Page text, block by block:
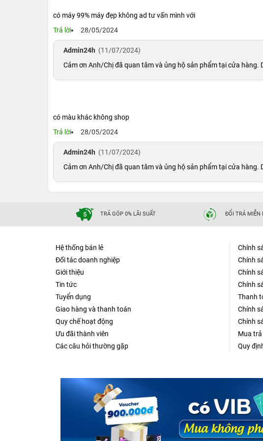
iPhone 13 Mini 256GB cũ giá bao nhiêu tiền?
9.490.000đ . Chúng tôi cam kết không chỉ đem lại sản
cạnh tranh nhất nhằm mang lại nhiều lợi ích nhất cho khách
có máy 99% máy đẹp không ad tư vấn mình với
Trả lời
28/05/2024
Admin24h (11/07/2024)
Cảm ơn Anh/Chị đã quan tâm và ủng hộ sản phẩm tại cửa hàng.
có màu khác không shop
Trả lời
28/05/2024
Admin24h (11/07/2024)
Cảm ơn Anh/Chị đã quan tâm và ủng hộ sản phẩm tại cửa hàng.
TRẢ GÓP 0% LÃI SUẤT ĐỔI TRẢ MIỄN
Hệ thống bán lẻ
Đối tác doanh nghiệp
Giới thiệu
Tin tức
Tuyển dụng
Giao hàng và thanh toán
Quy chế hoạt động
Ưu đãi thành viên
Các câu hỏi thường gặp
Chính
Chính
Chính
Chính
Thanh
Chính
Chính
Mua
Quy